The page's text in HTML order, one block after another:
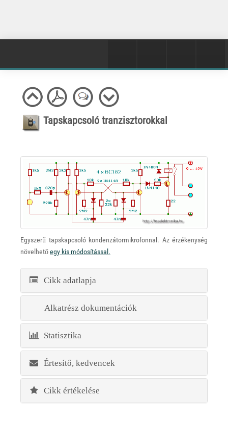
Tapskapcsoló tranzisztorokkal
Egyszerű tapskapcsoló kondenzátormikrofonnal. Az érzékenység
növelhetőegy kis módosítással.
Cikk adatlapja
Alkatrész dokumentációk
Statisztika
Értesítő, kedvencek
Cikk értékelése